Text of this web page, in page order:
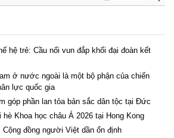
hệ trẻ: Cầu nối vun đắp khối đại đoàn kết
ở nước ngoài là một bộ phận của chiến
lực quốc gia
góp phần lan tỏa bản sắc dân tộc tại Đức
Khoa học châu Á 2026 tại Hong Kong
đồng người Việt dần ổn định